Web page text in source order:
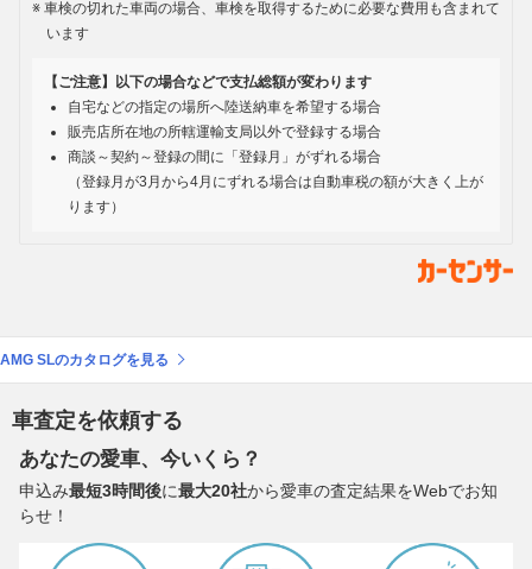
車検の切れた車両の場合、車検を取得するために必要な費用も含まれて
います
【ご注意】以下の場合などで支払総額が変わります
自宅などの指定の場所へ陸送納車を希望する場合
販売店所在地の所轄運輸支局以外で登録する場合
商談～契約～登録の間に「登録月」がずれる場合
（登録月が3月から4月にずれる場合は自動車税の額が大きく上が
ります）
AMG SLのカタログを見る
車査定を依頼する
あなたの愛車、今いくら？
申込み最短3時間後に最大20社から愛車の査定結果をWebでお知
らせ！